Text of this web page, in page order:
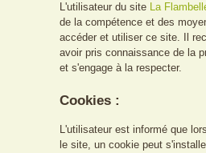
L'utilisateur du site La
de la compétence et des
accéder et utiliser ce site. Il
avoir pris connaissance de la
et s'engage à la respecter.
Cookies :
L'utilisateur est informé que
le site, un cookie peut